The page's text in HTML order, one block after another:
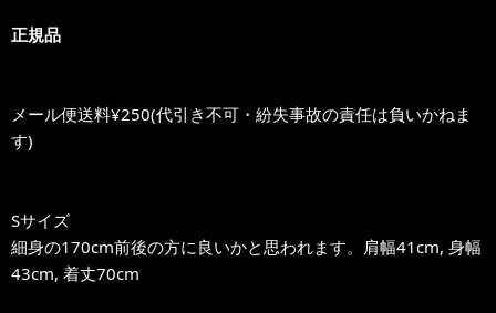
正規品
メール便送料¥250(代引き不可・紛失事故の責任は負いかねま
す)
Sサイズ
細身の170cm前後の方に良いかと思われます。肩幅41cm, 身幅
43cm, 着丈70cm